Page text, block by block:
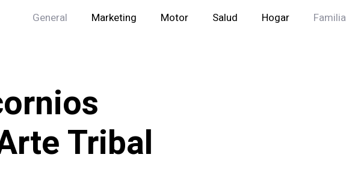
General Marketing Motor Salud Hogar Familia
Tribal